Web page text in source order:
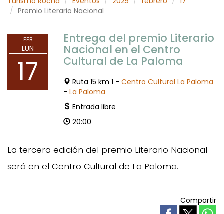
Premio Literario Nacional
FEB
LUN
17
Entrega del premio Literario
Nacional en el Centro
Cultural de La Paloma
Ruta 15 km 1 - Centro Cultural La Paloma
- La Paloma
Entrada libre
20:00
La tercera edición del premio Literario Nacional
será en el Centro Cultural de La Paloma.
Compartir